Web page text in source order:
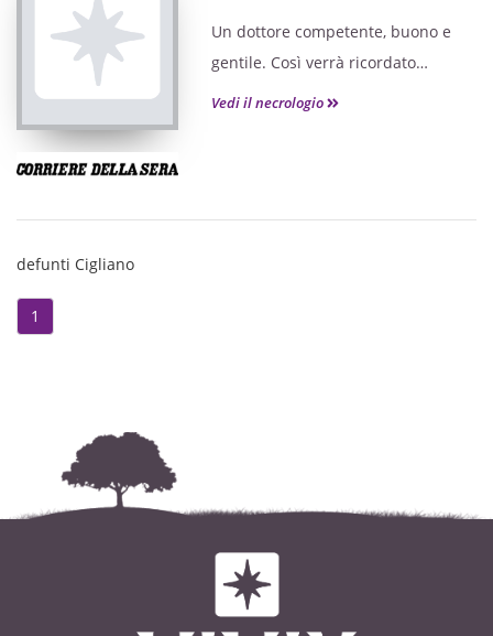
Un dottore competente, buono e
gentile. Così verrà ricordato
Giovanni Averone, storico medico di
Vedi il necrologio
defunti Cigliano
1